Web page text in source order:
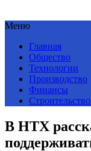
Меню
Главная
Общество
Технологии
Производство
Финансы
Строительство
В HTX